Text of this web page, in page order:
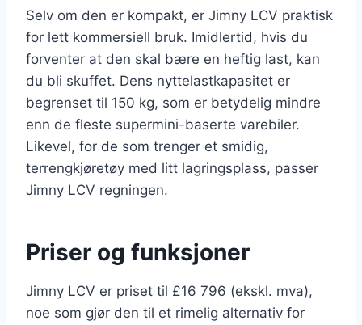
Selv om den er kompakt, er Jimny LCV praktisk
for lett kommersiell bruk. Imidlertid, hvis du
forventer at den skal bære en heftig last, kan
du bli skuffet. Dens nyttelastkapasitet er
begrenset til 150 kg, som er betydelig mindre
enn de fleste supermini-baserte varebiler.
Likevel, for de som trenger et smidig,
terrengkjøretøy med litt lagringsplass, passer
Jimny LCV regningen.
Priser og funksjoner
Jimny LCV er priset til £16 796 (ekskl. mva),
noe som gjør den til et rimelig alternativ for